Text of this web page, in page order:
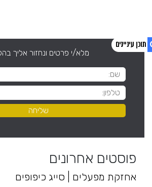
מלא/י פרטים ונחזור אליך
פוסטים אחרונים
אחזקת מפעלים | סייג כיפופים